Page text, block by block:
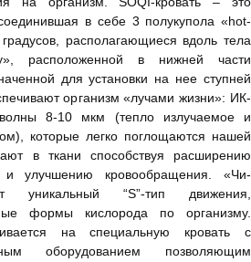
в себе 3 полукупола «hot-
располагающиеся вдоль тела
расположенной в нижней части
для установки на нее ступней
организм «лучами жизни»: ИК-
8-10 мкм (тепло излучаемое и
которые легко поглощаются нашей
в ткани способствуя расширению
и улучшению кровообращения. «Чи-
уникальный “S”-тип движения,
формы кислорода по организму.
на специальную кровать с
оборудованием позволяющим